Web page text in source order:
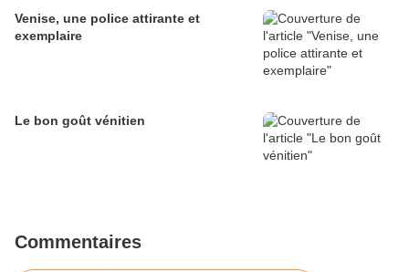
Venise, une police attirante et
exemplaire
Le bon goût vénitien
Commentaires